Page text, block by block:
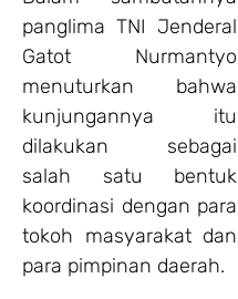
panglima TNI Jenderal
Gatot Nurmantyo
menuturkan bahwa
kunjungannya itu
dilakukan sebagai
salah satu bentuk
koordinasi dengan para
tokoh masyarakat dan
para pimpinan daerah.